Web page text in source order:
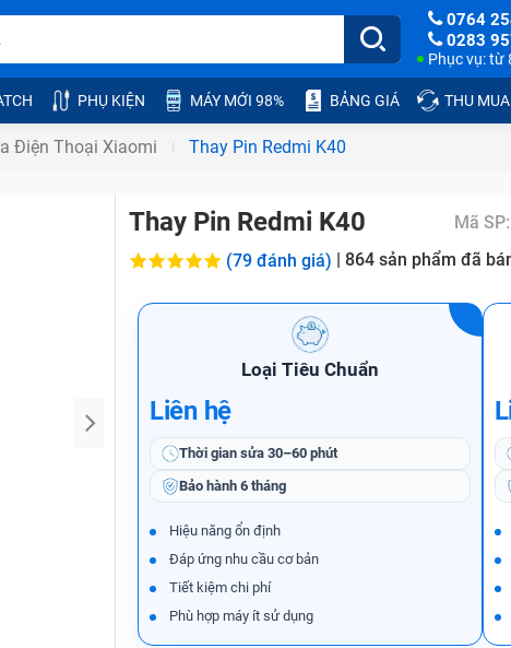
0764
0283
Phục vụ: từ
PHỤ KIỆN MÁY MỚI 98% BẢNG GIÁ THU MUA
Điện Thoại Xiaomi Thay Pin Redmi K40
Bảo Hành One
Thay Pin Redmi K40 Mã SP:
(79 đánh giá) | 864 sản phẩm đã
Loại Tiêu Chuẩn
Liên hệ
Thời gian sửa 30–60 phút
Bảo hành 6 tháng
Hiệu năng ổn định
Đáp ứng nhu cầu cơ bản
Tiết kiệm chi phí
Phù hợp máy ít sử dụng